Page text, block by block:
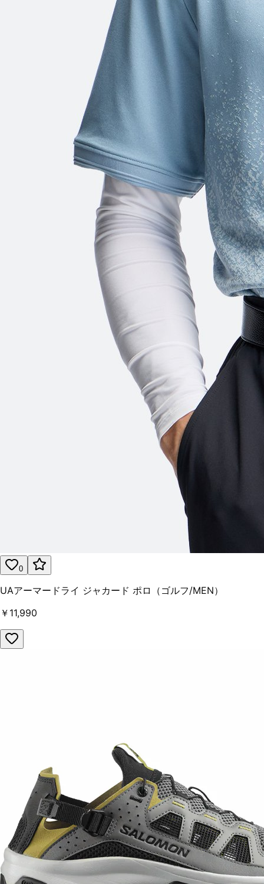
0
UAアーマードライ ジャカード ポロ（ゴルフ/MEN）
￥11,990